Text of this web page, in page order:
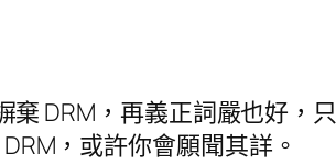
DRM，再義正詞嚴也好，
，或許你會願聞其詳。